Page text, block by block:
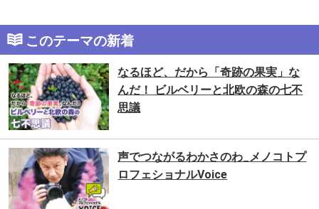
このテーマの新着
なるほど、だから「奇跡の果実」な
んだ！ ビルベリーと北欧の森の七不
思議
声でつながるわかさのわ_メノコトプ
ロフェショナルVoice